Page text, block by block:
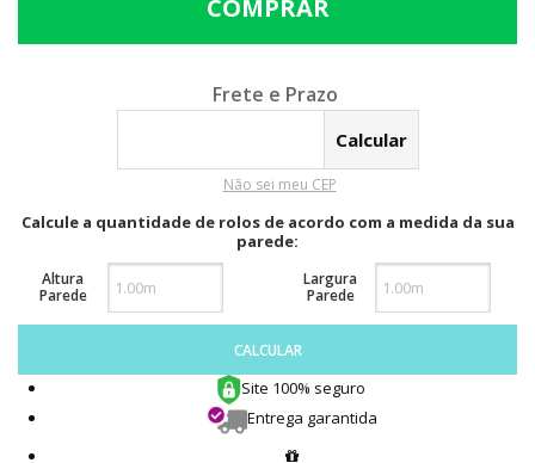
Calcular o Frete
Não sei meu CEP
Calcule a quantidade de rolos de acordo com a medida da sua
parede:
Altura
Parede
Largura
Parede
CALCULAR
Site 100% seguro
Entrega garantida